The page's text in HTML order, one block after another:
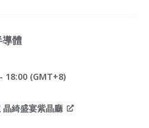
體
18:00 (GMT+8)
晶綺盛宴紫晶廳